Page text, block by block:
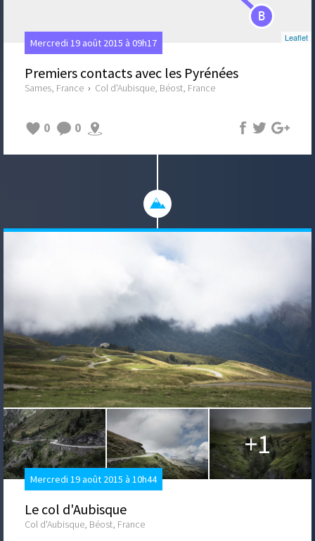
B
Leaflet
Mercredi 19 août 2015 à 09h17
Premiers contacts avec les Pyrénées
Sames, France › Col d'Aubisque, Béost, France
0 0
+1
Mercredi 19 août 2015 à 10h44
Le col d'Aubisque
Col d'Aubisque, Béost, France